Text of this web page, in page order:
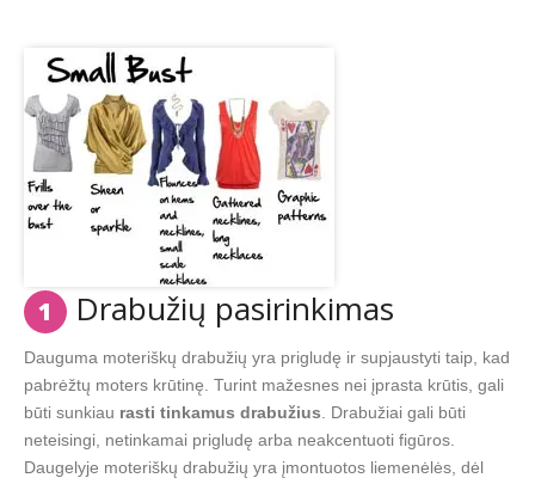
1 Drabužių pasirinkimas
Dauguma moteriškų drabužių yra prigludę ir supjaustyti taip, kad
pabrėžtų moters krūtinę. Turint mažesnes nei įprasta krūtis, gali
būti sunkiau rasti tinkamus drabužius. Drabužiai gali būti
neteisingi, netinkamai prigludę arba neakcentuoti figūros.
Daugelyje moteriškų drabužių yra įmontuotos liemenėlės, dėl